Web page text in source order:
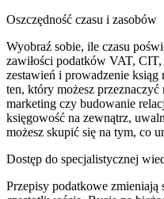
Oszczędność czasu i zasobów
Wyobraź sobie, ile czasu
zawiłości podatków VAT,
zestawień i prowadzenie
ten, który możesz
marketing czy budowanie
księgowość na zewnątrz,
możesz skupić się na tym, co
Dostęp do specjalistycznej
Przepisy podatkowe zmieniają